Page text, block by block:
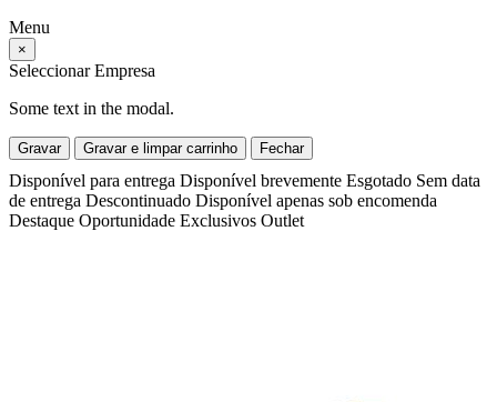
Menu
×
Seleccionar Empresa
Some text in the modal.
Gravar Gravar e limpar carrinho Fechar
Disponível para entrega Disponível brevemente Esgotado Sem data
de entrega Descontinuado Disponível apenas sob encomenda
Destaque Oportunidade Exclusivos Outlet